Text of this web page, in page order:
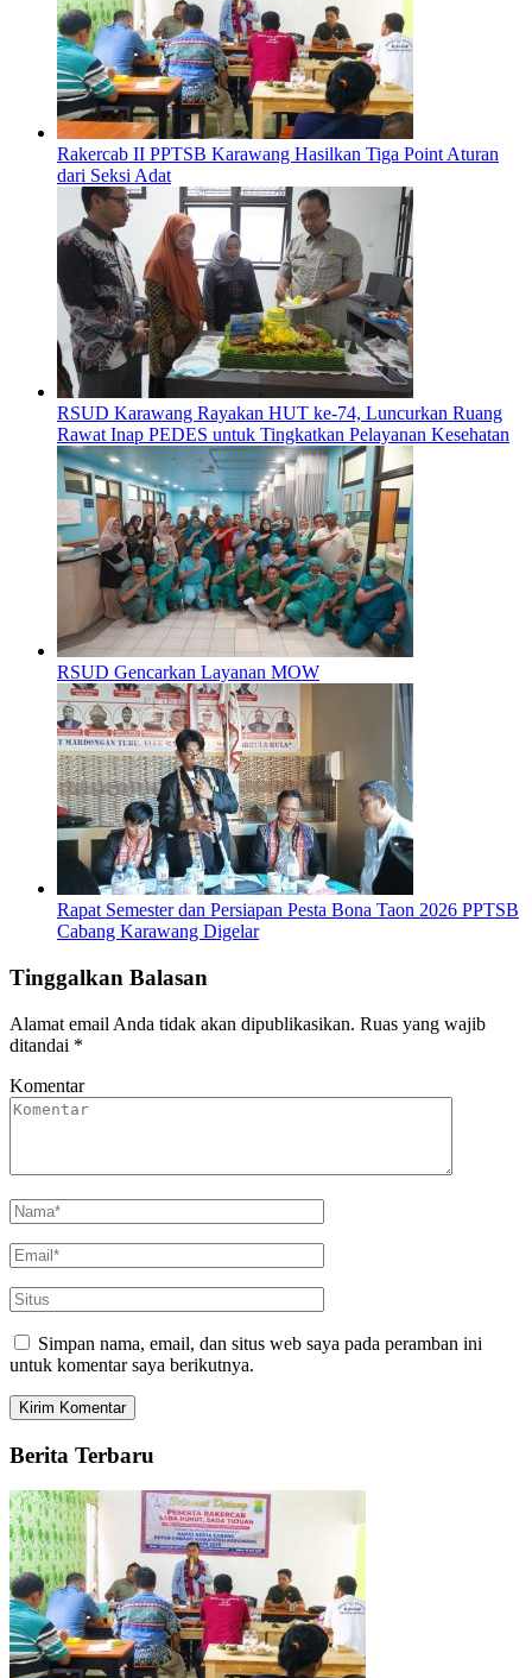
Rakercab II PPTSB Karawang Hasilkan Tiga Point Aturan
dari Seksi Adat
RSUD Karawang Rayakan HUT ke-74, Luncurkan Ruang
Rawat Inap PEDES untuk Tingkatkan Pelayanan Kesehatan
RSUD Gencarkan Layanan MOW
Rapat Semester dan Persiapan Pesta Bona Taon 2026 PPTSB
Cabang Karawang Digelar
Tinggalkan Balasan
Alamat email Anda tidak akan dipublikasikan. Ruas yang wajib
ditandai *
Komentar
Simpan nama, email, dan situs web saya pada peramban ini
untuk komentar saya berikutnya.
Berita Terbaru